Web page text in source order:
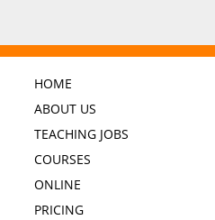
HOME
ABOUT US
TEACHING JOBS
COURSES
ONLINE
PRICING